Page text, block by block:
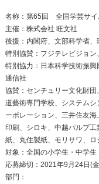
名称：第65回 全国学芸サイ
主催：株式会社 旺文社
後援：内閣府、文部科学省、
特別協賛：フジテレビジョ
特別協力：日本科学技術振
通信社
協賛：センチュリー文化財
道藝術専門学校、システム
ーポレーション、三井住友
印刷、シロキ、中越パルプ
紙、丸住製紙、モリサワ、
対象：全国の小学生・中学生
応募締切：2021年9月24日(
部門：